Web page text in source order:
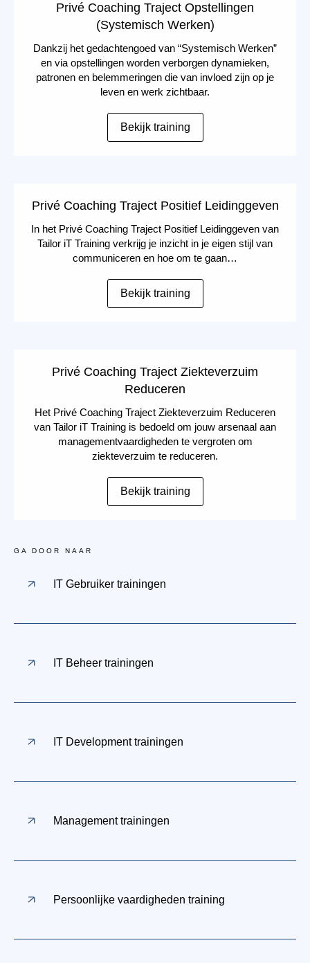
Privé Coaching Traject Opstellingen
(Systemisch Werken)
Dankzij het gedachtengoed van “Systemisch Werken”
en via opstellingen worden verborgen dynamieken,
patronen en belemmeringen die van invloed zijn op je
leven en werk zichtbaar.
Bekijk training
Privé Coaching Traject Positief Leidinggeven
In het Privé Coaching Traject Positief Leidinggeven van
Tailor iT Training verkrijg je inzicht in je eigen stijl van
communiceren en hoe om te gaan…
Bekijk training
Privé Coaching Traject Ziekteverzuim
Reduceren
Het Privé Coaching Traject Ziekteverzuim Reduceren
van Tailor iT Training is bedoeld om jouw arsenaal aan
managementvaardigheden te vergroten om
ziekteverzuim te reduceren.
Bekijk training
GA DOOR NAAR
IT Gebruiker trainingen
IT Beheer trainingen
IT Development trainingen
Management trainingen
Persoonlijke vaardigheden training